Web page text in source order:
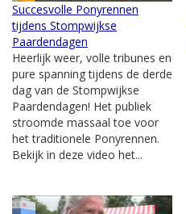
Succesvolle Ponyrennen
tijdens Stompwijkse
Paardendagen
Heerlijk weer, volle tribunes en
pure spanning tijdens de derde
dag van de Stompwijkse
Paardendagen! Het publiek
stroomde massaal toe voor
het traditionele Ponyrennen.
Bekijk in deze video het...